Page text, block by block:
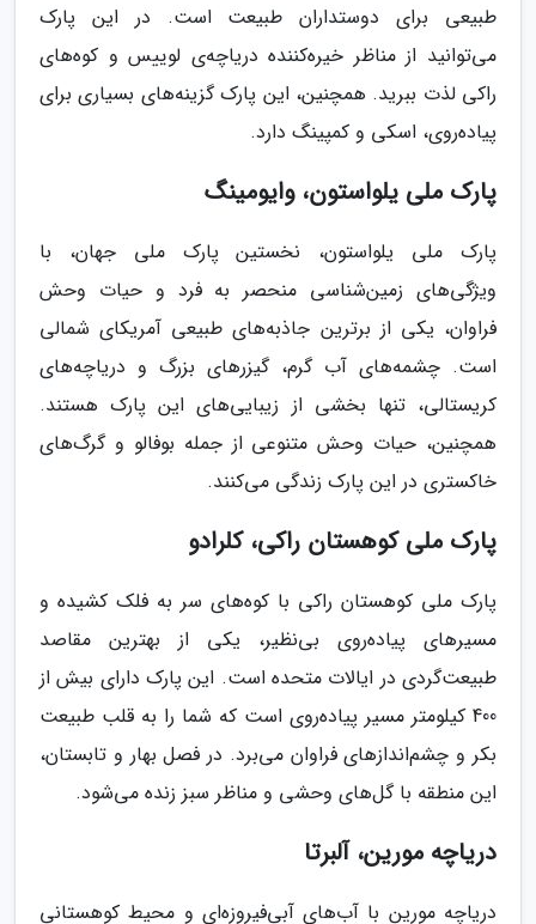
طبیعی برای دوستداران طبیعت است. در این پارک
می‌توانید از مناظر خیره‌کننده دریاچه‌ی لوییس و کوه‌های
راکی لذت ببرید. همچنین، این پارک گزینه‌های بسیاری برای
پیاده‌روی، اسکی و کمپینگ دارد.
پارک ملی یلواستون، وایومینگ
پارک ملی یلواستون، نخستین پارک ملی جهان، با
ویژگی‌های زمین‌شناسی منحصر به فرد و حیات وحش
فراوان، یکی از برترین جاذبه‌های طبیعی آمریکای شمالی
است. چشمه‌های آب گرم، گیزرهای بزرگ و دریاچه‌های
کریستالی، تنها بخشی از زیبایی‌های این پارک هستند.
همچنین، حیات وحش متنوعی از جمله بوفالو و گرگ‌های
خاکستری در این پارک زندگی می‌کنند.
پارک ملی کوهستان راکی، کلرادو
پارک ملی کوهستان راکی با کوه‌های سر به فلک کشیده و
مسیرهای پیاده‌روی بی‌نظیر، یکی از بهترین مقاصد
طبیعت‌گردی در ایالات متحده است. این پارک دارای بیش از
400 کیلومتر مسیر پیاده‌روی است که شما را به قلب طبیعت
بکر و چشم‌اندازهای فراوان می‌برد. در فصل بهار و تابستان،
این منطقه با گل‌های وحشی و مناظر سبز زنده می‌شود.
دریاچه مورین، آلبرتا
دریاچه مورین با آب‌های آبی‌فیروزه‌ای و محیط کوهستانی